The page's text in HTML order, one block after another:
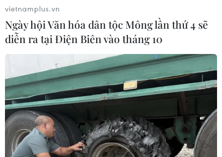
vietnamplus.vn
Ngày hội Văn hóa dân tộc Mông lần thứ 4 sẽ
diễn ra tại Điện Biên vào tháng 10